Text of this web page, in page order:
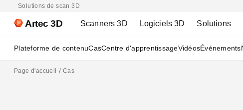
Solutions de scan 3D
Artec 3D Scanners 3D Logiciels 3D Solutions
Plateforme de contenuCasCentre d'apprentissageVidéosÉvénements
Page d'accueil Cas